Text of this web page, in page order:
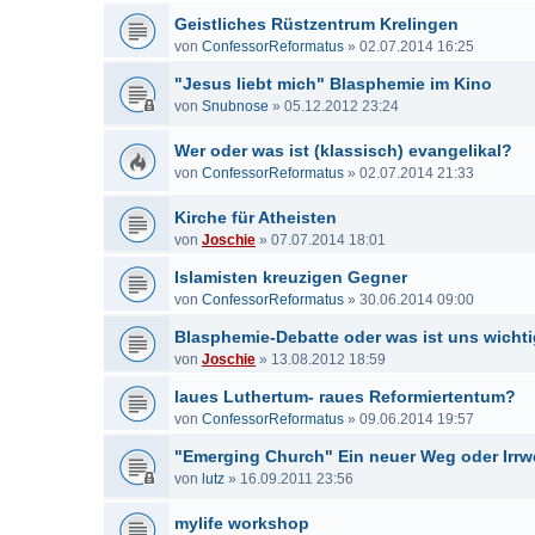
Geistliches Rüstzentrum Krelingen
von ConfessorReformatus » 02.07.2014 16:25
"Jesus liebt mich" Blasphemie im Kino
von Snubnose » 05.12.2012 23:24
Wer oder was ist (klassisch) evangelikal?
von ConfessorReformatus » 02.07.2014 21:33
Kirche für Atheisten
von Joschie » 07.07.2014 18:01
Islamisten kreuzigen Gegner
von ConfessorReformatus » 30.06.2014 09:00
Blasphemie-Debatte oder was ist uns
von Joschie » 13.08.2012 18:59
laues Luthertum- raues Reformiertentum?
von ConfessorReformatus » 09.06.2014 19:57
"Emerging Church" Ein neuer Weg oder
von lutz » 16.09.2011 23:56
mylife workshop